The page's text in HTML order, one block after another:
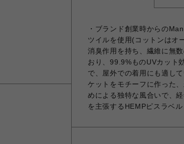
・ブランド創業時からの
ツイルを使用(コットンはオ
消臭作用を持ち、繊維に無
おり、99.9%ものUVカット
で、屋外での着用にも適し
ケットをモチーフに作った
めによる独特な風合いで、
を主張するHEMPピスラベル